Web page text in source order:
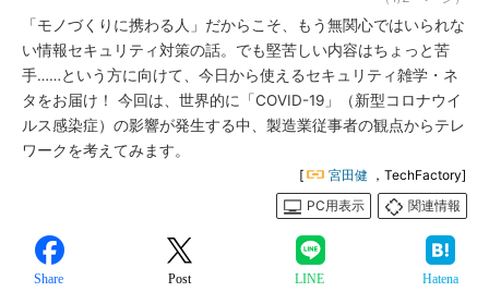
「モノづくりに携わる人」だからこそ、もう無関心ではいられな
い情報セキュリティ対策の話。でも堅苦しい内容はちょっと苦
手……という方に向けて、今日から使えるセキュリティ雑学・ネ
タをお届け！ 今回は、世界的に「COVID-19」（新型コロナウイ
ルス感染症）の影響が発生する中、製造業従事者の観点からテレ
ワークを考えてみます。
[ 宮田健 ，TechFactory]
PC用表示
関連情報
Share Post LINE Hatena